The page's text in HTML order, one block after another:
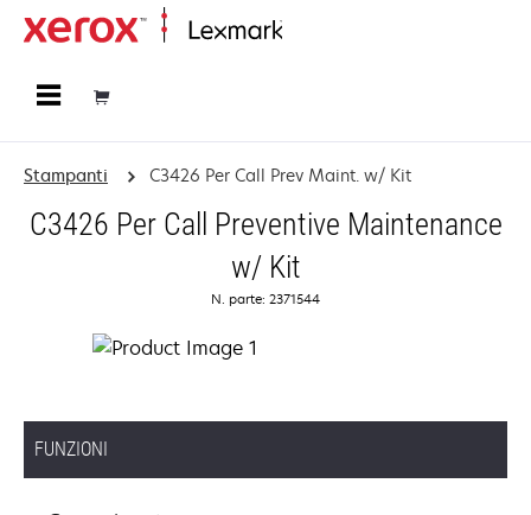
Stampanti C3426 Per Call Prev Maint. w/ Kit
C3426 Per Call Preventive Maintenance
w/ Kit
N. parte: 2371544
FUNZIONI